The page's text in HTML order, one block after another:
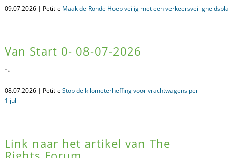
09.07.2026 | Petitie Maak de Ronde Hoep veilig met een
Van Start 0- 08-07-2026
-.
08.07.2026 | Petitie Stop de kilometerheffing voor vrachtwagens per
1 juli
Link naar het artikel van The